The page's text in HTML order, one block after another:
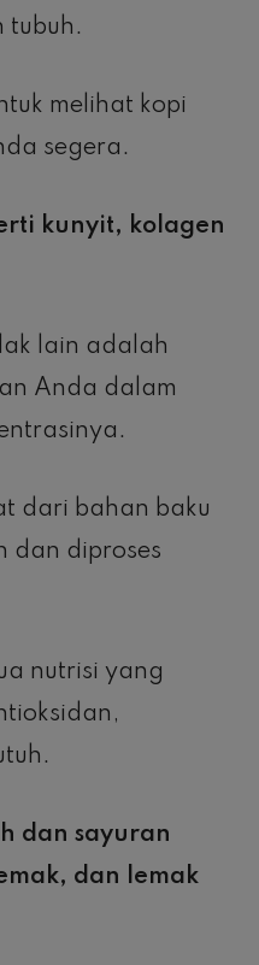
tubuh.
melihat kopi
segera.
kunyit, kolagen
lain adalah
Anda dalam
dari bahan baku
dan diproses
nutrisi yang
dan sayuran
dan lemak